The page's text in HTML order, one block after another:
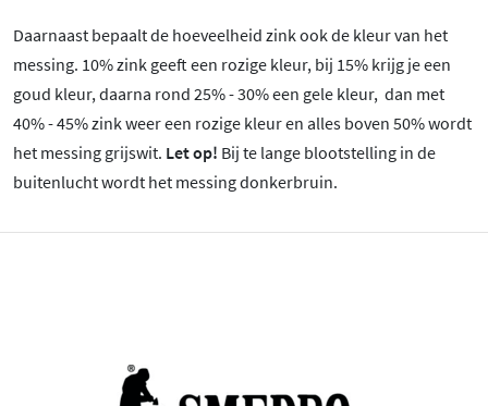
Daarnaast bepaalt de hoeveelheid zink ook de kleur van het
messing. 10% zink geeft een rozige kleur, bij 15% krijg je een
goud kleur, daarna rond 25% - 30% een gele kleur, dan met
40% - 45% zink weer een rozige kleur en alles boven 50% wordt
het messing grijswit. Let op! Bij te lange blootstelling in de
buitenlucht wordt het messing donkerbruin.